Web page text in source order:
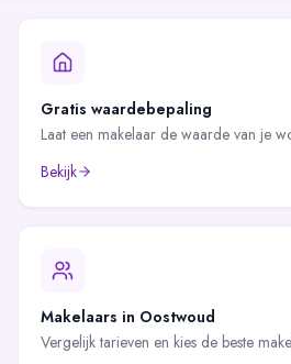
Gratis waardebepaling
Laat een makelaar de waarde van je
Bekijk
Makelaars in Oostwoud
Vergelijk tarieven en kies de beste